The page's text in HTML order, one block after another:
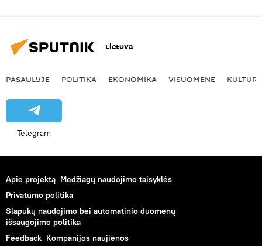
Lietuva
PASAULYJE POLITIKA EKONOMIKA VISUOMENĖ KULTŪRA
Telegram
Apie projektą Medžiagų naudojimo taisyklės
Privatumo politika
Slapukų naudojimo bei automatinio duomenų
išsaugojimo politika
Feedback Kompanijos naujienos